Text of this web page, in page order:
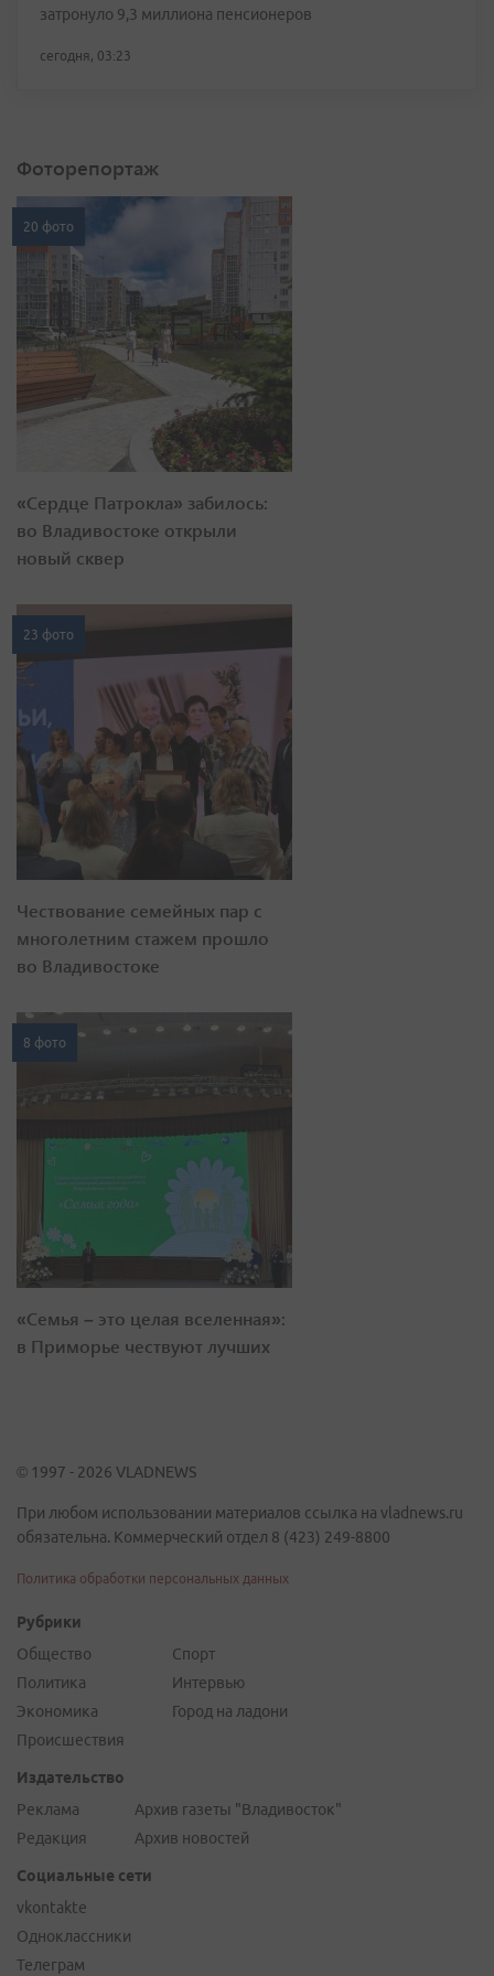
затронуло 9,3 миллиона пенсионеров
сегодня, 03:23
Фоторепортаж
20 фото
«Сердце Патрокла» забилось:
во Владивостоке открыли
новый сквер
23 фото
Чествование семейных пар с
многолетним стажем прошло
во Владивостоке
8 фото
«Семья – это целая вселенная»:
в Приморье чествуют лучших
© 1997 - 2026 VLADNEWS
При любом использовании материалов ссылка на vladnews.ru
обязательна. Коммерческий отдел 8 (423) 249-8800
Политика обработки персональных данных
Рубрики
Общество
Политика
Экономика
Происшествия
Спорт
Интервью
Город на ладони
Издательство
Реклама
Редакция
Архив газеты "Владивосток"
Архив новостей
Социальные сети
vkontakte
Одноклассники
Телеграм